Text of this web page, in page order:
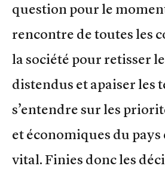
question pour le
rencontre de toutes les
la société pour retisser
distendus et apaiser les
s’entendre sur les
et économiques du pays
vital. Finies donc les